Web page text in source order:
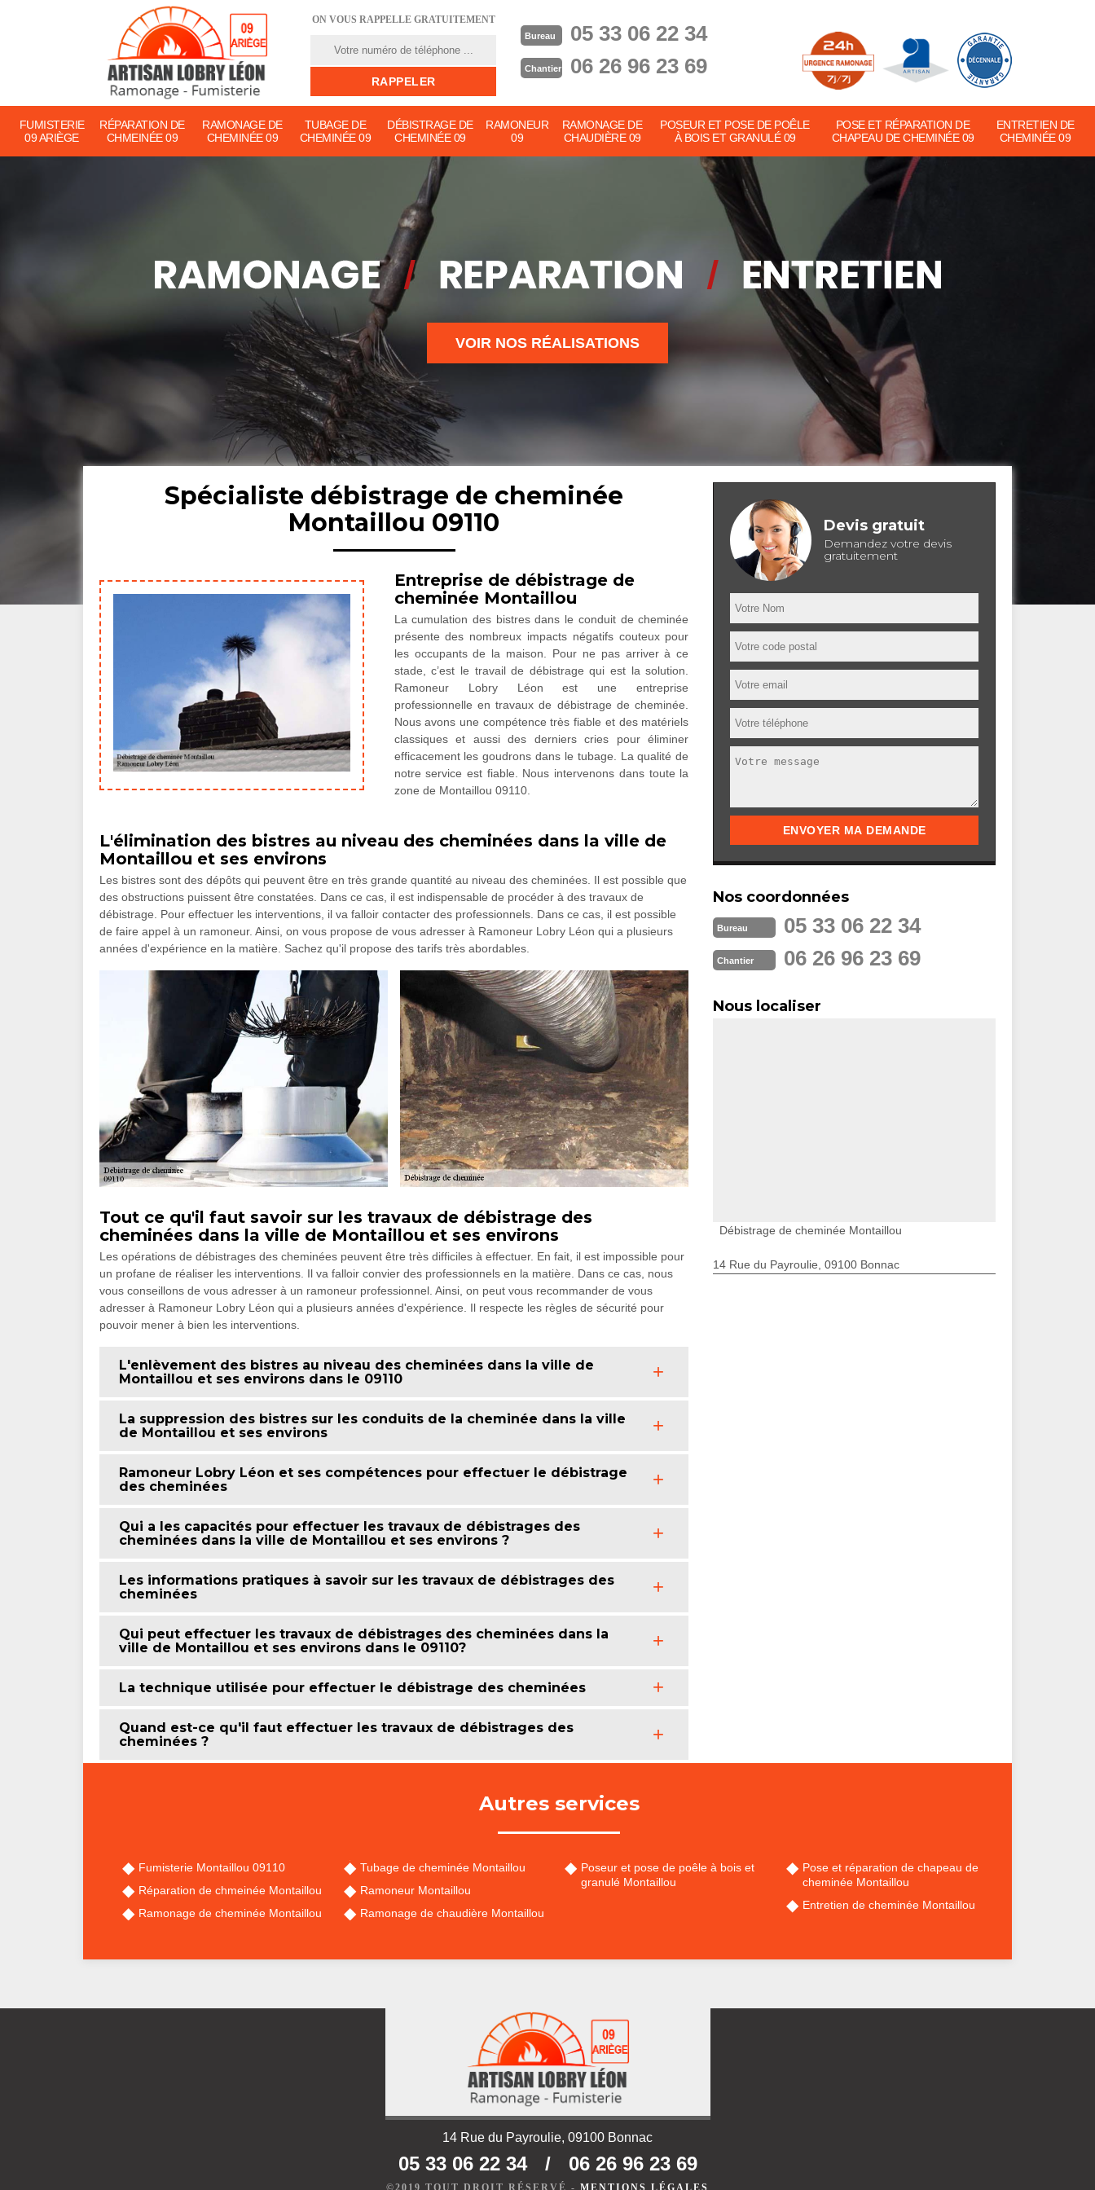
ON VOUS RAPPELLE GRATUITEMENT
Bureau 05 33 06 22 34
Chantier 06 26 96 23 69
FUMISTERIE
09 ARIÈGE
RÉPARATION DE
CHMEINÉE 09
RAMONAGE DE
CHEMINÉE 09
TUBAGE DE
CHEMINÉE 09
DÉBISTRAGE DE
CHEMINÉE 09
RAMONEUR
09
RAMONAGE DE
CHAUDIÈRE 09
POSEUR ET POSE DE POÊLE
À BOIS ET GRANULÉ 09
POSE ET RÉPARATION DE
CHAPEAU DE CHEMINÉE 09
ENTRETIEN DE
CHEMINÉE 09
VOIR NOS RÉALISATIONS
Spécialiste débistrage de cheminée
Montaillou 09110
Entreprise de débistrage de
cheminée Montaillou
La cumulation des bistres dans le conduit de cheminée
présente des nombreux impacts négatifs couteux pour
les occupants de la maison. Pour ne pas arriver à ce
stade, c’est le travail de débistrage qui est la solution.
Ramoneur Lobry Léon est une entreprise
professionnelle en travaux de débistrage de cheminée.
Nous avons une compétence très fiable et des matériels
classiques et aussi des derniers cries pour éliminer
efficacement les goudrons dans le tubage. La qualité de
notre service est fiable. Nous intervenons dans toute la
zone de Montaillou 09110.
L'élimination des bistres au niveau des cheminées dans la ville de
Montaillou et ses environs
Les bistres sont des dépôts qui peuvent être en très grande quantité au niveau des cheminées. Il est possible que
des obstructions puissent être constatées. Dans ce cas, il est indispensable de procéder à des travaux de
débistrage. Pour effectuer les interventions, il va falloir contacter des professionnels. Dans ce cas, il est possible
de faire appel à un ramoneur. Ainsi, on vous propose de vous adresser à Ramoneur Lobry Léon qui a plusieurs
années d'expérience en la matière. Sachez qu'il propose des tarifs très abordables.
Tout ce qu'il faut savoir sur les travaux de débistrage des
cheminées dans la ville de Montaillou et ses environs
Les opérations de débistrages des cheminées peuvent être très difficiles à effectuer. En fait, il est impossible pour
un profane de réaliser les interventions. Il va falloir convier des professionnels en la matière. Dans ce cas, nous
vous conseillons de vous adresser à un ramoneur professionnel. Ainsi, on peut vous recommander de vous
adresser à Ramoneur Lobry Léon qui a plusieurs années d'expérience. Il respecte les règles de sécurité pour
pouvoir mener à bien les interventions.
L'enlèvement des bistres au niveau des cheminées dans la ville de
Montaillou et ses environs dans le 09110
La suppression des bistres sur les conduits de la cheminée dans la ville
de Montaillou et ses environs
Ramoneur Lobry Léon et ses compétences pour effectuer le débistrage
des cheminées
Qui a les capacités pour effectuer les travaux de débistrages des
cheminées dans la ville de Montaillou et ses environs ?
Les informations pratiques à savoir sur les travaux de débistrages des
cheminées
Qui peut effectuer les travaux de débistrages des cheminées dans la
ville de Montaillou et ses environs dans le 09110?
La technique utilisée pour effectuer le débistrage des cheminées
Quand est-ce qu'il faut effectuer les travaux de débistrages des
cheminées ?
Devis gratuit
Demandez votre devis
gratuitement
Nos coordonnées
Bureau 05 33 06 22 34
Chantier 06 26 96 23 69
Nous localiser
Débistrage de cheminée Montaillou
14 Rue du Payroulie, 09100 Bonnac
Autres services
Fumisterie Montaillou 09110
Réparation de chmeinée Montaillou
Ramonage de cheminée Montaillou
Tubage de cheminée Montaillou
Ramoneur Montaillou
Ramonage de chaudière Montaillou
Poseur et pose de poêle à bois et
granulé Montaillou
Pose et réparation de chapeau de
cheminée Montaillou
Entretien de cheminée Montaillou
14 Rue du Payroulie, 09100 Bonnac
05 33 06 22 34 / 06 26 96 23 69
©2019 TOUT DROIT RÉSERVÉ - MENTIONS LÉGALES